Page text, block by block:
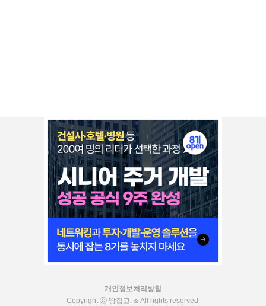
개인정보처리방침
Copyright ⓒ 땅집고. & All rights reserved.